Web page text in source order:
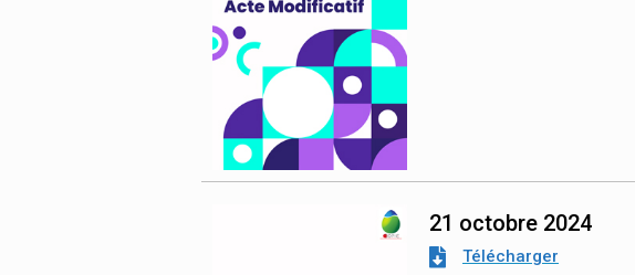
21 octobre 2024
Télécharger